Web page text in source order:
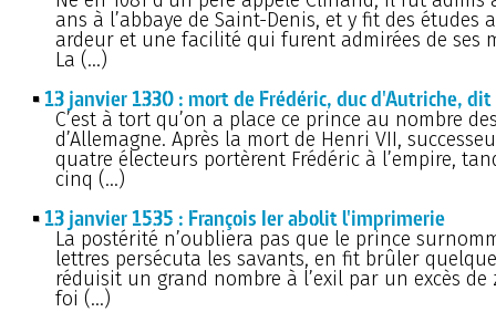
ans à l’abbaye de Saint-Denis, et y fit des études
ardeur et une facilité qui furent admirées de ses
La (…)
13 janvier 1330 : mort de Frédéric, duc d'Autriche, dit
C’est à tort qu’on a place ce prince au nombre
d’Allemagne. Après la mort de Henri VII,
quatre électeurs portèrent Frédéric à l’empire,
cinq (…)
13 janvier 1535 : François Ier abolit l'imprimerie
La postérité n’oubliera pas que le prince
lettres persécuta les savants, en fit brûler
réduisit un grand nombre à l’exil par un excès de
foi (…)